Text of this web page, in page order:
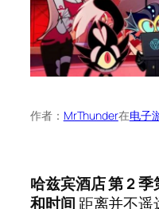
作者： MrThunder在电子
哈兹宾酒店 第 2
和时间 距离并不